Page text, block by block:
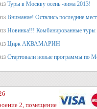
Туры в Москву осень -зима 2013!
Внимание! Остались последние
Новинка!!! Комбинированные туры
Цирк АКВАМАРИН
Стартовали новые программы по
2, помещение